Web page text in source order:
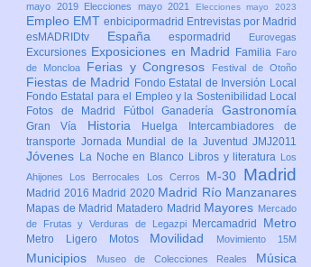
mayo 2019
Elecciones mayo 2021 Elecciones mayo 2023
Empleo EMT enbicipormadrid Entrevistas por Madrid
esMADRIDtv Españaespormadrid Eurovegas
Excursiones Exposiciones en Madrid Familia Faro
de Moncloa
Ferias y Congresos Festival de Otoño
Fiestas de Madrid Fondo Estatal de Inversión Local
Fondo Estatal para el Empleo y la Sostenibilidad Local
Fotos de Madrid
FútbolGanaderíaGastronomía
Gran Vía Historia Huelga
Intercambiadores de
transporte Jornada Mundial de la Juventud JMJ2011
Jóvenes La Noche en Blanco Libros y literatura
Los
Ahijones
Los Berrocales Los Cerros M-30 Madrid
Madrid 2016 Madrid 2020 Madrid Río Manzanares
Mapas de Madrid Matadero Madrid Mayores Mercado
de Frutas y Verduras de Legazpi
Mercamadrid Metro
Metro Ligero Motos Movilidad Movimiento 15M
Municipios Museo de Colecciones Reales Música